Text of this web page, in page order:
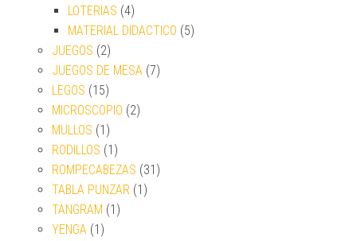
LOTERIAS (4)
MATERIAL DIDACTICO (5)
JUEGOS (2)
JUEGOS DE MESA (7)
LEGOS (15)
MICROSCOPIO (2)
MULLOS (1)
RODILLOS (1)
ROMPECABEZAS (31)
TABLA PUNZAR (1)
TANGRAM (1)
YENGA (1)